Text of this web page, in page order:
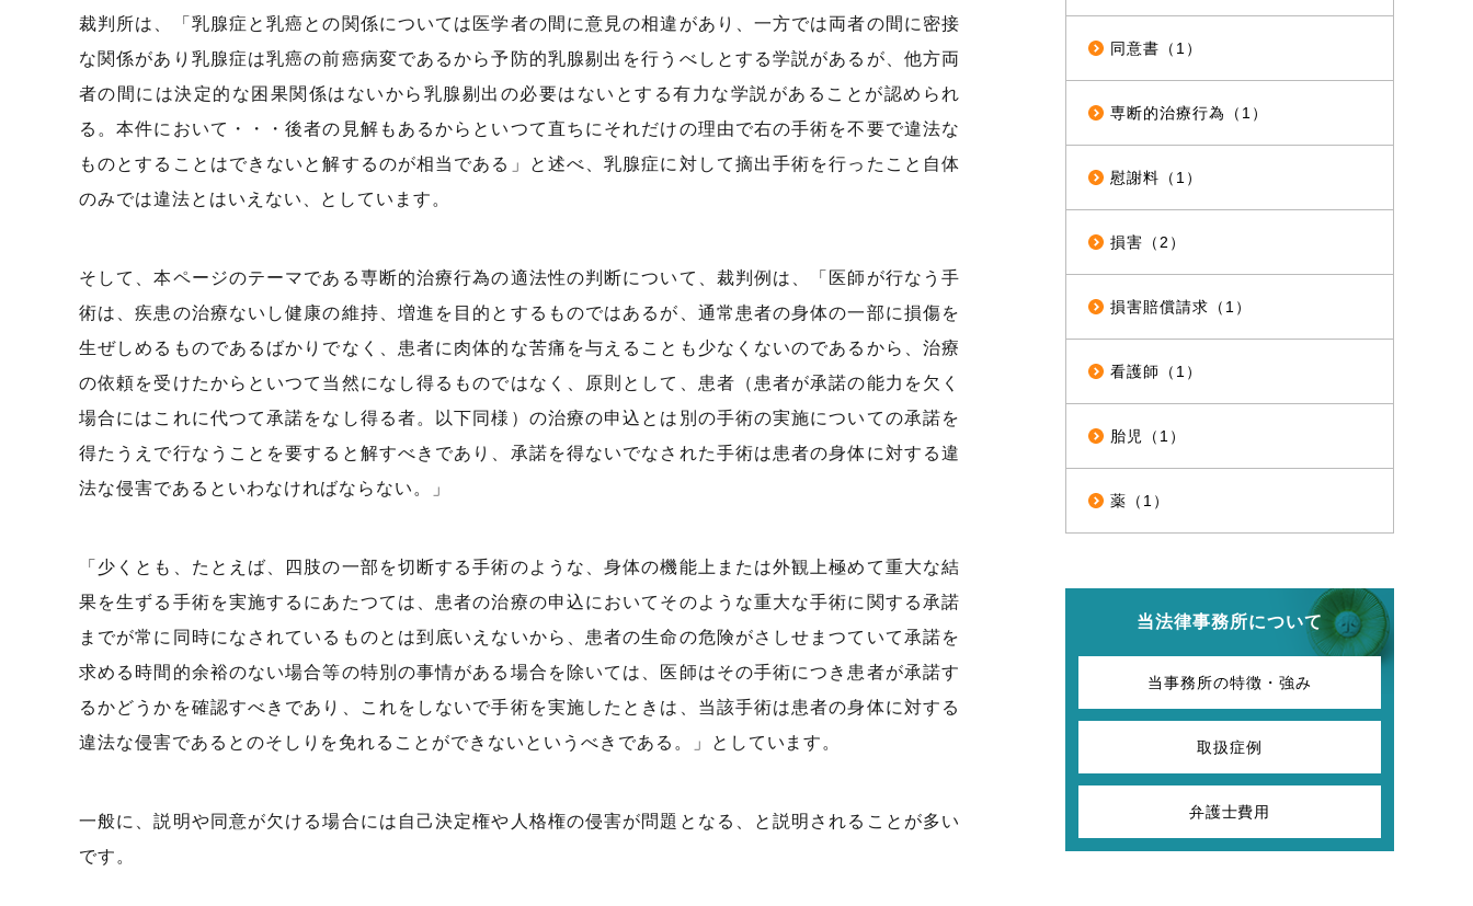
裁判所は、「乳腺症と乳癌との関係については医学者の間に意見の相違があり、一方では両者の間に密接
な関係があり乳腺症は乳癌の前癌病変であるから予防的乳腺剔出を行うべしとする学説があるが、他方両
者の間には決定的な困果関係はないから乳腺剔出の必要はないとする有力な学説があることが認められ
る。本件において・・・後者の見解もあるからといつて直ちにそれだけの理由で右の手術を不要で違法な
ものとすることはできないと解するのが相当である」と述べ、乳腺症に対して摘出手術を行ったこと自体
のみでは違法とはいえない、としています。
そして、本ページのテーマである専断的治療行為の適法性の判断について、裁判例は、「医師が行なう手
術は、疾患の治療ないし健康の維持、増進を目的とするものではあるが、通常患者の身体の一部に損傷を
生ぜしめるものであるばかりでなく、患者に肉体的な苦痛を与えることも少なくないのであるから、治療
の依頼を受けたからといつて当然になし得るものではなく、原則として、患者（患者が承諾の能力を欠く
場合にはこれに代つて承諾をなし得る者。以下同様）の治療の申込とは別の手術の実施についての承諾を
得たうえで行なうことを要すると解すべきであり、承諾を得ないでなされた手術は患者の身体に対する違
法な侵害であるといわなければならない。」
「少くとも、たとえば、四肢の一部を切断する手術のような、身体の機能上または外観上極めて重大な結
果を生ずる手術を実施するにあたつては、患者の治療の申込においてそのような重大な手術に関する承諾
までが常に同時になされているものとは到底いえないから、患者の生命の危険がさしせまつていて承諾を
求める時間的余裕のない場合等の特別の事情がある場合を除いては、医師はその手術につき患者が承諾す
るかどうかを確認すべきであり、これをしないで手術を実施したときは、当該手術は患者の身体に対する
違法な侵害であるとのそしりを免れることができないというべきである。」としています。
一般に、説明や同意が欠ける場合には自己決定権や人格権の侵害が問題となる、と説明されることが多い
です。
同意書（1）
専断的治療行為（1）
慰謝料（1）
損害（2）
損害賠償請求（1）
看護師（1）
胎児（1）
薬（1）
当法律事務所について
当事務所の特徴・強み
取扱症例
弁護士費用